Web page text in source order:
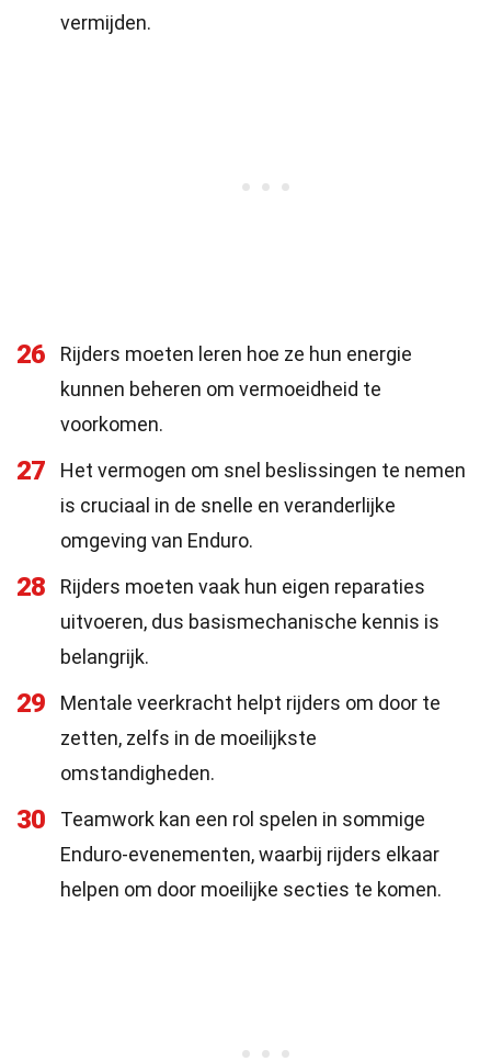
vermijden.
26
Rijders moeten leren hoe ze hun energie
kunnen beheren om vermoeidheid te
voorkomen.
27
Het vermogen om snel beslissingen te nemen
is cruciaal in de snelle en veranderlijke
omgeving van Enduro.
28
Rijders moeten vaak hun eigen reparaties
uitvoeren, dus basismechanische kennis is
belangrijk.
29
Mentale veerkracht helpt rijders om door te
zetten, zelfs in de moeilijkste
omstandigheden.
30
Teamwork kan een rol spelen in sommige
Enduro-evenementen, waarbij rijders elkaar
helpen om door moeilijke secties te komen.